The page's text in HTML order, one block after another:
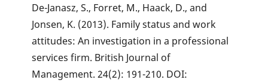
De-Janasz, S., Forret, M., Haack, D., and
Jonsen, K. (2013). Family status and work
attitudes: An investigation in a professional
services firm. British Journal of
Management. 24(2): 191-210. DOI: